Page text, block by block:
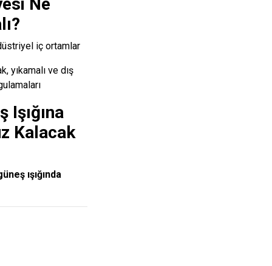
iç ortamlar
yıkamalı ve dış
Işığına
Kalacak
ışığında